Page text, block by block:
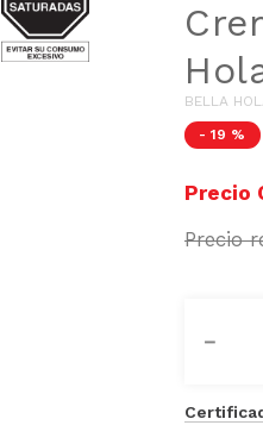
BELLA
- 19 %
－